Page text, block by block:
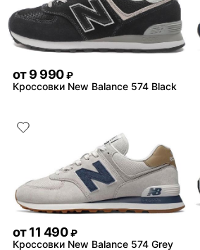
от9 990 ₽
Кроссовки New Balance 574 Black
от11 490 ₽
Кроссовки New Balance 574 Grey